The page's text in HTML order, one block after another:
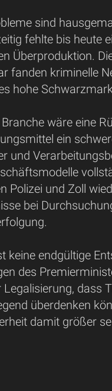
sind
fehlte bis heute
Überproduktion.
fanden kriminelle
hohe
wäre eine
ein
und
Polizei und Zoll
bei
keine endgültige
des
Legalisierung, dass
überdenken
damit größer